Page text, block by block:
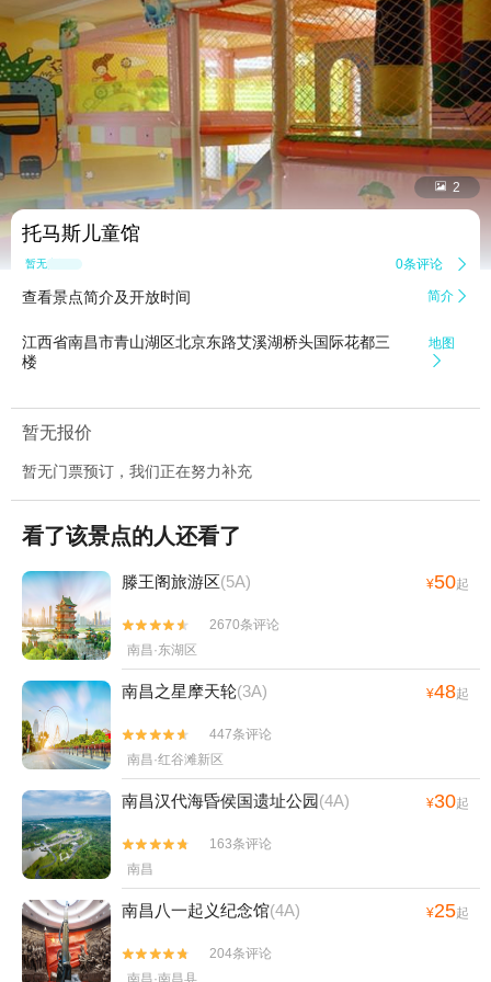
 2
托马斯儿童馆
暂无点评 0条评论 
查看景点简介及开放时间 简介 
江西省南昌市青山湖区北京东路艾溪湖桥头国际花都三
楼
地图

暂无报价
暂无门票预订，我们正在努力补充
看了该景点的人还看了
滕王阁旅游区(5A) ¥50起


2670条评论
南昌·东湖区
南昌之星摩天轮(3A) ¥48起


447条评论
南昌·红谷滩新区
南昌汉代海昏侯国遗址公园(4A) ¥30起


163条评论
南昌
南昌八一起义纪念馆(4A) ¥25起


204条评论
